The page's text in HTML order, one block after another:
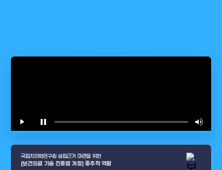
play_arrow pause volume_up
국립치의학연구원 설립근거 마련을 위한
[보건의료 기술 진흥법 개정] 중추적 역할